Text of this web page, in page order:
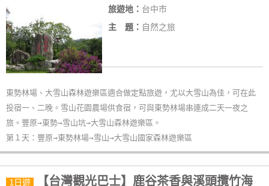
度
單
管
理
會
員
旅遊地： 台中市
主 題： 自然之旅
東勢林場、大雪山森林遊樂區適合做定點旅遊，尤以大雪山為佳，可在此
投宿一、二晚。雪山花園農場供食宿，可與東勢林場串連成二天一夜之
旅。豐原→東勢→雪山坑→大雪山森林遊樂區。
第１天：豐原→東勢林場→雪山→大雪山國家森林遊樂區
1日遊
【台灣觀光巴士】鹿谷茶香與溪頭攬竹海